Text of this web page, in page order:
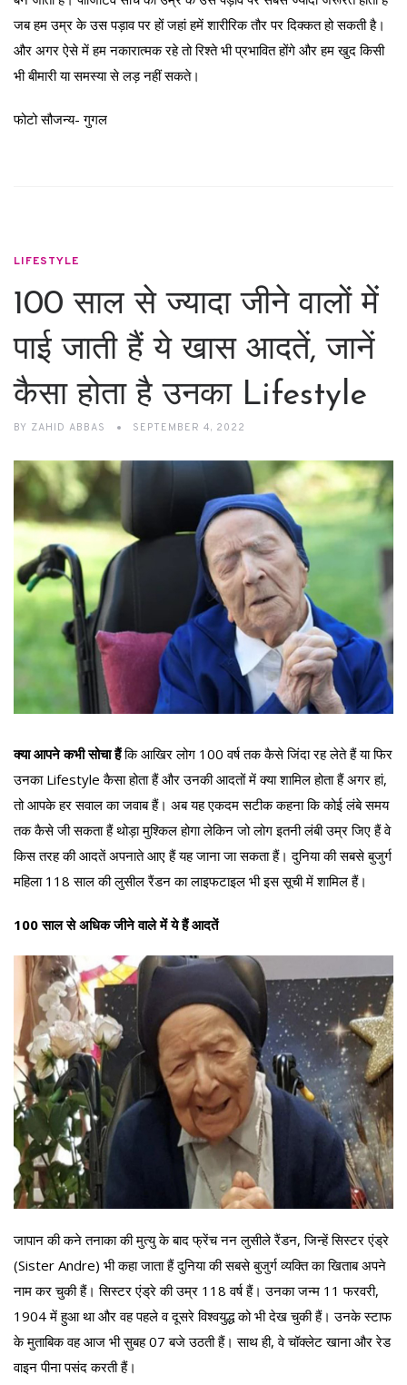
जब हम उम्र के उस पड़ाव पर हों जहां हमें शारीरिक तौर पर दिक्कत हो सकती है।
और अगर ऐसे में हम नकारात्मक रहे तो रिश्ते भी प्रभावित होंगे और हम खुद किसी
भी बीमारी या समस्या से लड़ नहीं सकते।
फोटो सौजन्य- गुगल
LIFESTYLE
100 साल से ज्यादा जीने वालों में
पाई जाती हैं ये खास आदतें, जानें
कैसा होता है उनका Lifestyle
BY ZAHID ABBAS SEPTEMBER 4, 2022
क्या आपने कभी सोचा हैंकि आखिर लोग 100 वर्ष तक कैसे जिंदा रह लेते हैं या फिर
उनका Lifestyle कैसा होता हैं और उनकी आदतों में क्या शामिल होता हैं अगर हां,
तो आपके हर सवाल का जवाब हैं। अब यह एकदम सटीक कहना कि कोई लंबे समय
तक कैसे जी सकता हैं थोड़ा मुश्किल होगा लेकिन जो लोग इतनी लंबी उम्र जिए हैं वे
किस तरह की आदतें अपनाते आए हैं यह जाना जा सकता हैं। दुनिया की सबसे बुजुर्ग
महिला 118 साल की लुसील रैंडन का लाइफटाइल भी इस सूची में शामिल हैं।
100 साल से अधिक जीने वाले में ये हैं आदतें
जापान की कने तनाका की मुत्यु के बाद फ्रेंच नन लुसीले रैंडन, जिन्हें सिस्टर एंड्रे
(Sister Andre) भी कहा जाता हैं दुनिया की सबसे बुजुर्ग व्यक्ति का खिताब अपने
नाम कर चुकी हैं। सिस्टर एंड्रे की उम्र 118 वर्ष हैं। उनका जन्म 11 फरवरी,
1904 में हुआ था और वह पहले व दूसरे विश्वयुद्ध को भी देख चुकी हैं। उनके स्टाफ
के मुताबिक वह आज भी सुबह 07 बजे उठती हैं। साथ ही, वे चॉक्लेट खाना और रेड
वाइन पीना पसंद करती हैं।